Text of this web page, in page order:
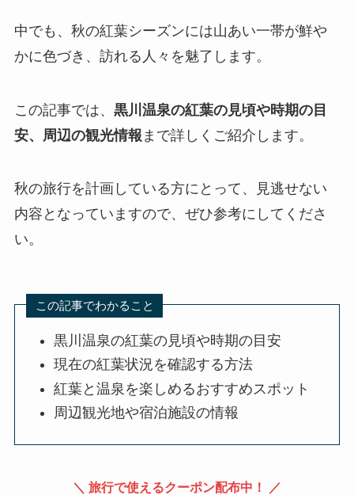
中でも、秋の紅葉シーズンには山あい一帯が鮮や
かに色づき、訪れる人々を魅了します。
この記事では、 黒川温泉の紅葉の見頃や時期の目
安、周辺の観光情報 まで詳しくご紹介します。
秋の旅行を計画している方にとって、見逃せない
内容となっていますので、ぜひ参考にしてくださ
い。
この記事でわかること
黒川温泉の紅葉の見頃や時期の目安
現在の紅葉状況を確認する方法
紅葉と温泉を楽しめるおすすめスポット
周辺観光地や宿泊施設の情報
＼ 旅行で使えるクーポン配布中！ ／